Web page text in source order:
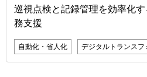
巡視点検と記録管理を効率化
務支援
自動化・省人化 デジタルトランスフ